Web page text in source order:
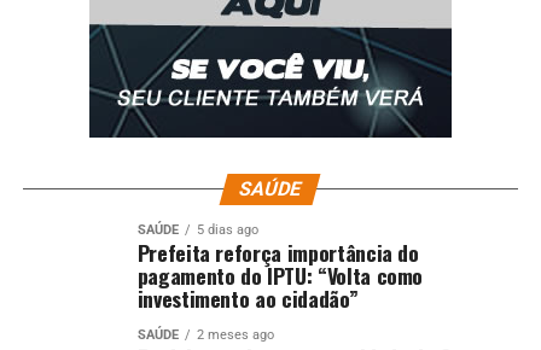
SAÚDE
SAÚDE 5 dias ago
Prefeita reforça importância do
pagamento do IPTU: “Volta como
investimento ao cidadão”
SAÚDE 2 meses ago